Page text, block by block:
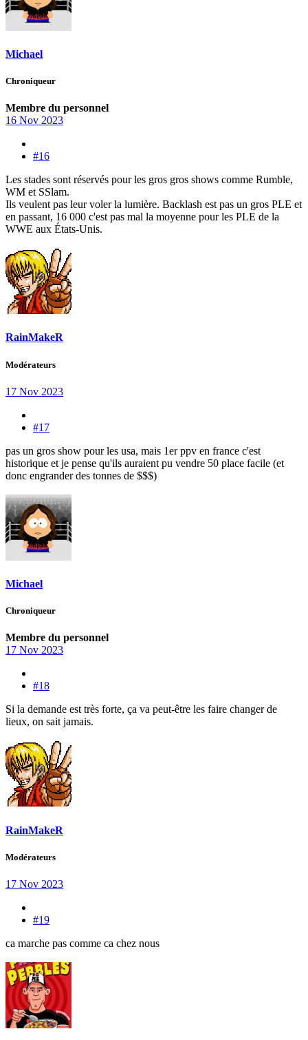
Michael
Chroniqueur
Membre du personnel
16 Nov 2023
#16
Les stades sont réservés pour les gros gros shows comme Rumble,
WM et SSlam.
Ils veulent pas leur voler la lumière. Backlash est pas un gros PLE et
en passant, 16 000 c'est pas mal la moyenne pour les PLE de la
WWE aux États-Unis.
RainMakeR
Modérateurs
17 Nov 2023
#17
pas un gros show pour les usa, mais 1er ppv en france c'est
historique et je pense qu'ils auraient pu vendre 50 place facile (et
donc engrander des tonnes de $$$)
Michael
Chroniqueur
Membre du personnel
17 Nov 2023
#18
Si la demande est très forte, ça va peut-être les faire changer de
lieux, on sait jamais.
RainMakeR
Modérateurs
17 Nov 2023
#19
ca marche pas comme ca chez nous